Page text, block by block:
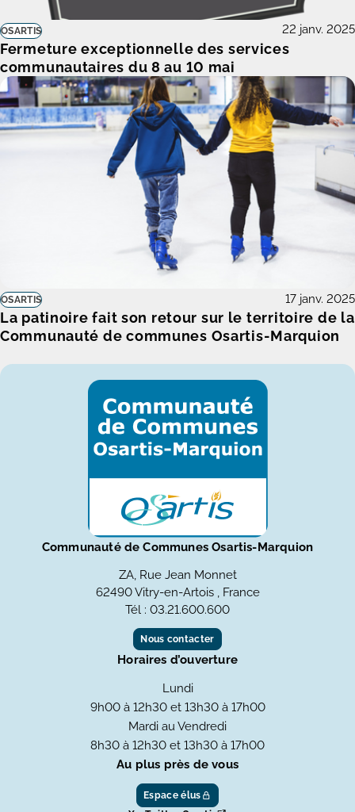
Fermeture exceptionnelle des services
communautaires du 8 au 10 mai
OSARTIS 22 janv. 2025
La patinoire fait son retour sur le territoire de la
Communauté de communes Osartis-Marquion
OSARTIS 17 janv. 2025
Communauté de Communes Osartis-Marquion
ZA, Rue Jean Monnet
62490 Vitry-en-Artois , France
Tél : 03.21.600.600
Nous contacter
Horaires d’ouverture
Lundi
9h00 à 12h30 et 13h30 à 17h00
Mardi au Vendredi
8h30 à 12h30 et 13h30 à 17h00
Au plus près de vous
Espace élus